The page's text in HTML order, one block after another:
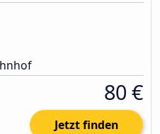
80 €
Jetzt finden